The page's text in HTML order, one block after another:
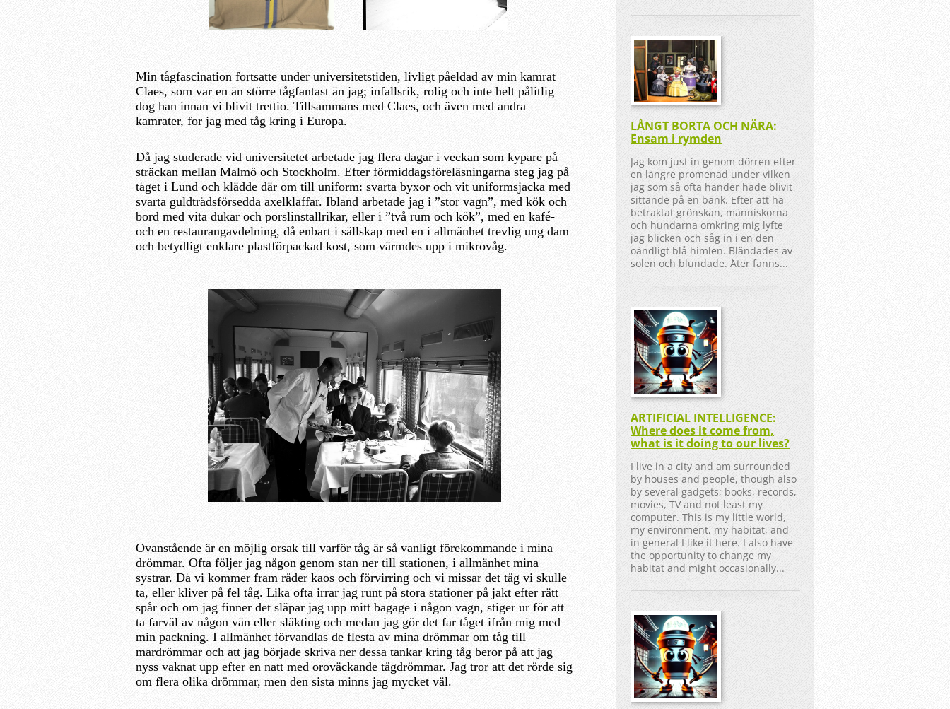
Min tågfascination fortsatte under universitetstiden, livligt påeldad av min kamrat
Claes, som var en än större tågfantast än jag; infallsrik, rolig och inte helt pålitlig
dog han innan vi blivit trettio. Tillsammans med Claes, och även med andra
kamrater, for jag med tåg kring i Europa.
Då jag studerade vid universitetet arbetade jag flera dagar i veckan som kypare på
sträckan mellan Malmö och Stockholm. Efter förmiddagsföreläsningarna steg jag på
tåget i Lund och klädde där om till uniform: svarta byxor och vit uniformsjacka med
svarta guldtrådsförsedda axelklaffar. Ibland arbetade jag i ”stor vagn”, med kök och
bord med vita dukar och porslinstallrikar, eller i ”två rum och kök”, med en kafé-
och en restaurangavdelning, då enbart i sällskap med en i allmänhet trevlig ung dam
och betydligt enklare plastförpackad kost, som värmdes upp i mikrovåg.
Ovanstående är en möjlig orsak till varför tåg är så vanligt förekommande i mina
drömmar. Ofta följer jag någon genom stan ner till stationen, i allmänhet mina
systrar. Då vi kommer fram råder kaos och förvirring och vi missar det tåg vi skulle
ta, eller kliver på fel tåg. Lika ofta irrar jag runt på stora stationer på jakt efter rätt
spår och om jag finner det släpar jag upp mitt bagage i någon vagn, stiger ur för att
ta farväl av någon vän eller släkting och medan jag gör det far tåget ifrån mig med
min packning. I allmänhet förvandlas de flesta av mina drömmar om tåg till
mardrömmar och att jag började skriva ner dessa tankar kring tåg beror på att jag
nyss vaknat upp efter en natt med oroväckande tågdrömmar. Jag tror att det rörde sig
om flera olika drömmar, men den sista minns jag mycket väl.
LÅNGT BORTA OCH NÄRA:
Ensam i rymden
Jag kom just in genom dörren efter
en längre promenad under vilken
jag som så ofta händer hade blivit
sittande på en bänk. Efter att ha
betraktat grönskan, människorna
och hundarna omkring mig lyfte
jag blicken och såg in i en den
oändligt blå himlen. Bländades av
solen och blundade. Åter fanns...
ARTIFICIAL INTELLIGENCE:
Where does it come from,
what is it doing to our lives?
I live in a city and am surrounded
by houses and people, though also
by several gadgets; books, records,
movies, TV and not least my
computer. This is my little world,
my environment, my habitat, and
in general I like it here. I also have
the opportunity to change my
habitat and might occasionally...